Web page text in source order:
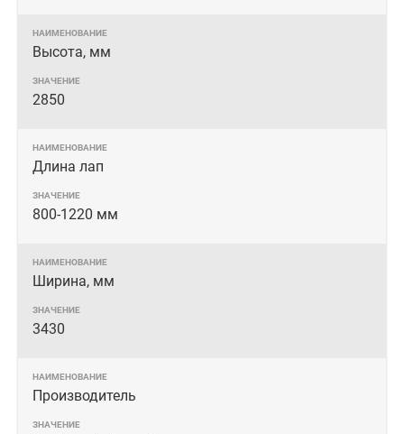
Высота, мм
2850
Длина лап
800-1220 мм
Ширина, мм
3430
Производитель